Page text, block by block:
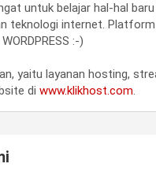
untuk belajar hal-hal baru
teknologi internet.
:-)
yaitu layanan hosting,
di www.klikhost.com.